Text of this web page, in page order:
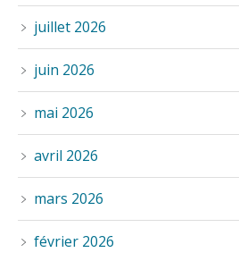
juillet 2026
juin 2026
mai 2026
avril 2026
mars 2026
février 2026